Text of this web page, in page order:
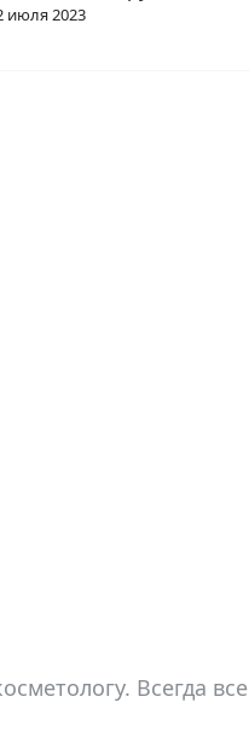
июля 2023
Всегда все